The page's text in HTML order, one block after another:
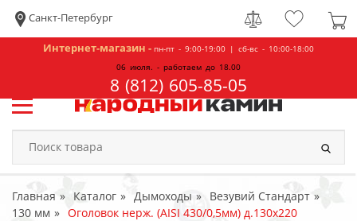
Санкт-Петербург
Интернет-магазин - пн-пт - 9:00-19:00 | сб-вс - 10:00-18:00
06 июля. - работаем до 18.00
8 (812) 605-85-05
Главная Каталог Дымоходы
Везувий Стандарт
130 мм
Оголовок нерж. (AISI 430/0,5мм) д.130х220